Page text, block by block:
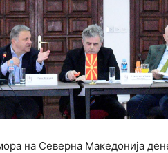
на Северна Македонија